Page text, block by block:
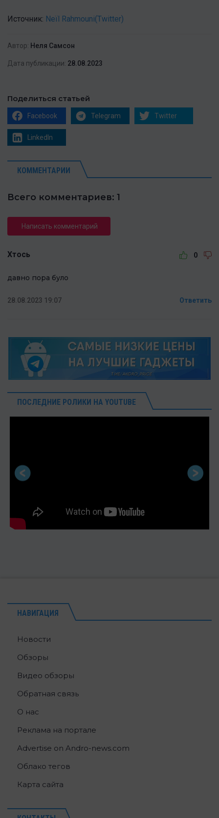
Источник: Neïl Rahmouni(Twitter)
Автор: Неля Самсон
Дата публикации: 28.08.2023
Поделиться статьей
Facebook Telegram Twitter
LinkedIn
КОММЕНТАРИИ
Всего комментариев: 1
Написать комментарий
Хтось 0
давно пора було
28.08.2023 19:07 Ответить
ПОСЛЕДНИЕ РОЛИКИ НА YOUTUBE
НАВИГАЦИЯ
Новости
Обзоры
Видео обзоры
Обратная связь
О нас
Реклама на портале
Advertise on Andro-news.com
Облако тегов
Карта сайта